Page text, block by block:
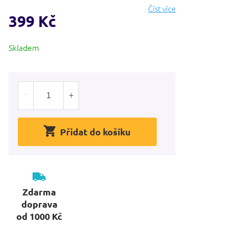
Číst více
399 Kč
cena:
Skladem
Přidat do košíku
Zdarma
doprava
od 1000 Kč